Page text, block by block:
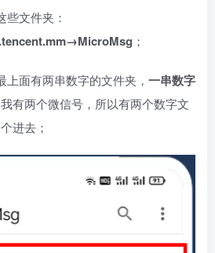
些文件夹：
；
面有两串数字的文件夹， 一串数字
我有两个微信号，所以有两个数字文
进去；